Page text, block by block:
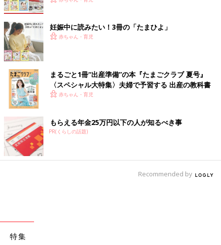
妊娠中に読みたい！3冊の「たまひよ」
赤ちゃん・育児
まるごと1冊“出産準備”の本『たまごクラブ 夏号』
〈スペシャル大特集〉夫婦で予習する 出産の教科書
赤ちゃん・育児
もらえる年金25万円以下の人が知るべき事
PR(くらしの話題)
Recommended by
特集